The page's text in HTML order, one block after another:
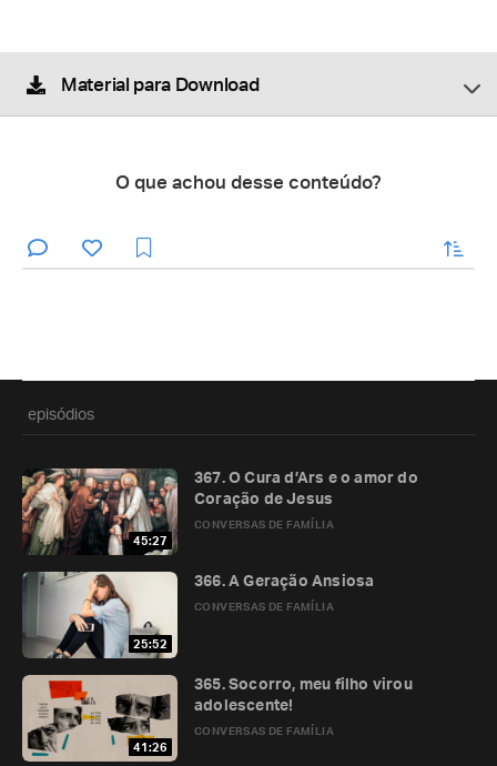
Material para Download
O que achou desse conteúdo?
enviar
episódios
45:27
CONVERSAS DE FAMÍLIA
367. O Cura d’Ars e o amor do
Coração de Jesus
25:52
CONVERSAS DE FAMÍLIA
366. A Geração Ansiosa
41:26
CONVERSAS DE FAMÍLIA
365. Socorro, meu filho virou
adolescente!